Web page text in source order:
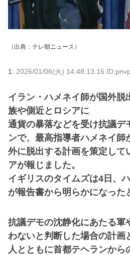
（出典： テレ朝ニュース ）
1: 2026/01/06(火) 14:48:13.16
イラン・ハメネイ師が国外
族や側近とロシアに
通貨の暴落などを受け抗議デ
ンで、最高指導者ハメネイ師
外に脱出する計画を策定して
アが報じました。
イギリスのタイムズは4日、
が報告書から明らかになった
抗議デモの沈静化にあたる軍
わないと判断した場合の計画
人とともに首都テヘランから